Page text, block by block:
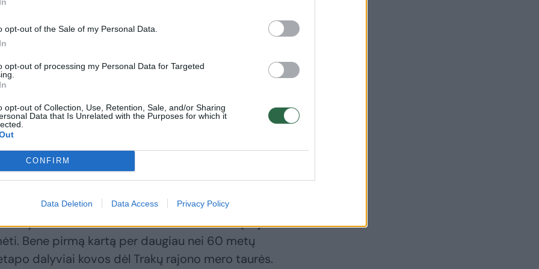
opt-out of the Sale of my Personal Data.
opt-out of processing my Personal Data for Targeted
opt-out of Collection, Use, Retention, Sale, and/or Sharing
Data that Is Unrelated with the Purposes for which it
CONFIRM
Data Deletion Data Access Privacy Policy
Žemės drebėjimas
nepateisinusį
zelandietį
japonas
M. Schumacherio
pravėrė šydą apie
legendos sveikatą:
liūdna“(1)
Aukštadvario kartodrome Trakų rajono
Bene pirmą kartą per daugiau nei 60 metų
dalyviai kovos dėl Trakų rajono mero taurės.